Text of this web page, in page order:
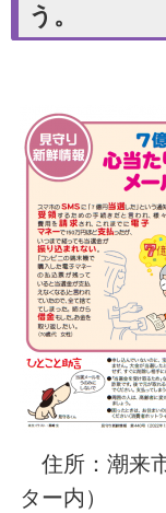
う。
住所：潮来
ター内）